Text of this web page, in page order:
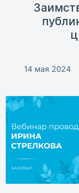
14 мая 2024